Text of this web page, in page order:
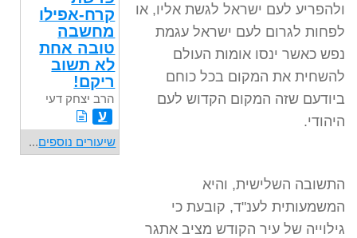
ולהפריע לעם ישראל לגשת אליו, או
לפחות לגרום לעם ישראל עגמת
נפש כאשר ינסו אומות העולם
להשחית את המקום בכל כוחם
ביודעם שזה המקום הקדוש לעם
היהודי.
התשובה השלישית, והיא
המשמעותית לענ"ד, קובעת כי
גילוייה של עיר הקודש מציב אתגר
קרח-אפילו
מחשבה
טובה אחת
לא תשוב
ריקם!
הרב יצחק דעי
ע
שיעורים נוספים...